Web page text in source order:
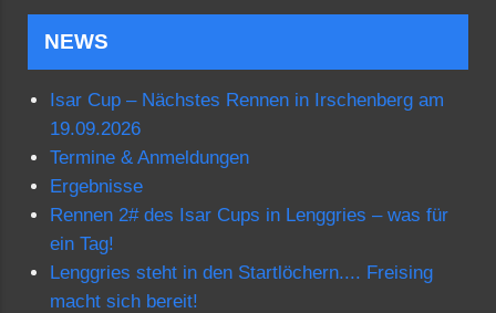
NEWS
Isar Cup – Nächstes Rennen in Irschenberg am
19.09.2026
Termine & Anmeldungen
Ergebnisse
Rennen 2# des Isar Cups in Lenggries – was für
ein Tag!
Lenggries steht in den Startlöchern.... Freising
macht sich bereit!